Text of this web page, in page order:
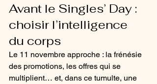
Avant le Singles’ Day :
choisir l’intelligence
du corps
Le 11 novembre approche : la frénésie
des promotions, les offres qui se
multiplient… et, dans ce tumulte, une